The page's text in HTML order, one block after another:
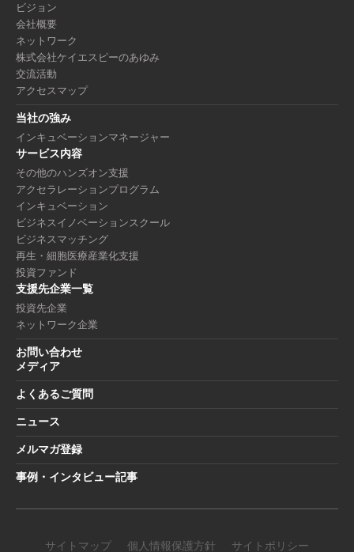
ビジョン
会社概要
ネットワーク
株式会社ケイエスピーのあゆみ
交流活動
アクセスマップ
当社の強み
インキュベーションマネージャー
サービス内容
その他のハンズオン支援
アクセラレーションプログラム
インキュベーション
ビジネスイノベーションスクール
ビジネスマッチング
再生・細胞医療産業化支援
投資ファンド
支援先企業一覧
投資先企業
ネットワーク企業
お問い合わせ
メディア
よくあるご質問
ニュース
メルマガ登録
事例・インタビュー記事
サイトマップ 個人情報保護方針 サイトポリシー